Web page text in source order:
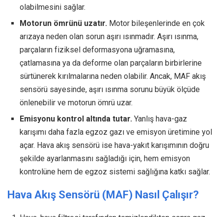
olabilmesini sağlar.
Motorun ömrünü uzatır. Motor bileşenlerinde en çok
arızaya neden olan sorun aşırı ısınmadır. Aşırı ısınma,
parçaların fiziksel deformasyona uğramasına,
çatlamasına ya da deforme olan parçaların birbirlerine
sürtünerek kırılmalarına neden olabilir. Ancak, MAF akış
sensörü sayesinde, aşırı ısınma sorunu büyük ölçüde
önlenebilir ve motorun ömrü uzar.
Emisyonu kontrol altında tutar. Yanlış hava-gaz
karışımı daha fazla egzoz gazı ve emisyon üretimine yol
açar. Hava akış sensörü ise hava-yakıt karışımının doğru
şekilde ayarlanmasını sağladığı için, hem emisyon
kontrolüne hem de egzoz sistemi sağlığına katkı sağlar.
Hava Akış Sensörü (MAF) Nasıl Çalışır?